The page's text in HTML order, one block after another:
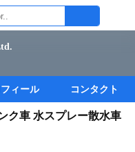
ィール コンタクト
ク車 水スプレー散水車